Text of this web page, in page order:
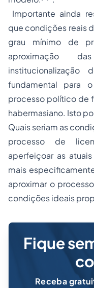
Importante ainda
que condições reais
grau mínimo de
aproximação
fundamental para
processo político de
habermasiano. Isto
Quais seriam as
processo de
aperfeiçoar as
mais
aproximar o
condições ideais
Fique
Receba